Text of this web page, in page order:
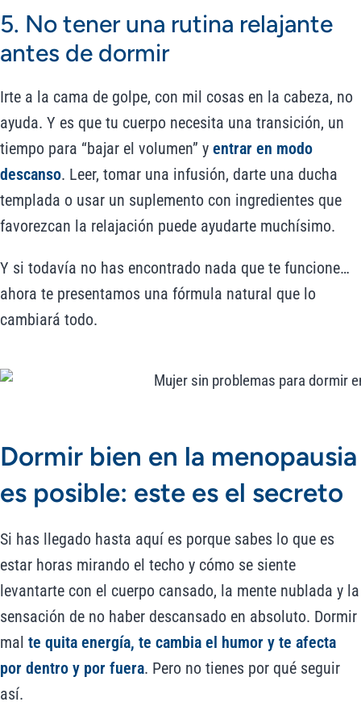
5. No tener una rutina relajante
antes de dormir
Irte a la cama de golpe, con mil cosas en la cabeza, no
ayuda. Y es que tu cuerpo necesita una transición, un
tiempo para “bajar el volumen” y entrar en modo
descanso. Leer, tomar una infusión, darte una ducha
templada o usar un suplemento con ingredientes que
favorezcan la relajación puede ayudarte muchísimo.
Y si todavía no has encontrado nada que te funcione…
ahora te presentamos una fórmula natural que lo
cambiará todo.
Dormir bien en la menopausia
es posible: este es el secreto
Si has llegado hasta aquí es porque sabes lo que es
estar horas mirando el techo y cómo se siente
levantarte con el cuerpo cansado, la mente nublada y la
sensación de no haber descansado en absoluto. Dormir
mal te quita energía, te cambia el humor y te afecta
por dentro y por fuera. Pero no tienes por qué seguir
así.